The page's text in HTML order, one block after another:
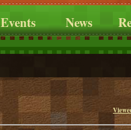
Events News